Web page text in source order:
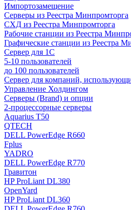
Импортозамещение
Серверы из Реестра Минпромторга
СХД из Реестра Минпромторга
Рабочие станции из Реестра
Графические станции из Реестра
Сервер для 1С
5-10 пользователей
до 100 пользователей
Сервер для компаний,
Управление Холдингом
Серверы (Brand) и опции
2-процессорные серверы
Aquarius T50
QTECH
DELL PowerEdge R660
Fplus
YADRO
DELL PowerEdge R770
Гравитон
HP ProLiant DL380
OpenYard
HP ProLiant DL360